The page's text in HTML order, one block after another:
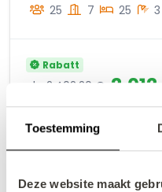
Toestemming
Deze website maakt
25 7 25 3
Rabatt
ab 2.402,20 €
inkl. Gebühren
07.08.26